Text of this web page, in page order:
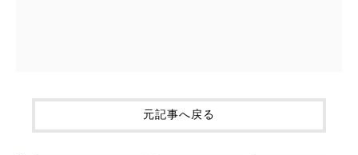
元記事へ戻る